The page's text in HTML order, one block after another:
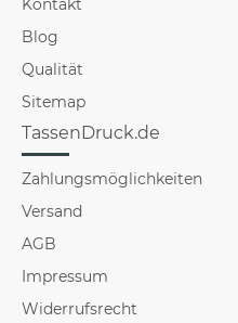
Kontakt
Blog
Qualität
Sitemap
TassenDruck.de
Zahlungsmöglichkeiten
Versand
AGB
Impressum
Widerrufsrecht